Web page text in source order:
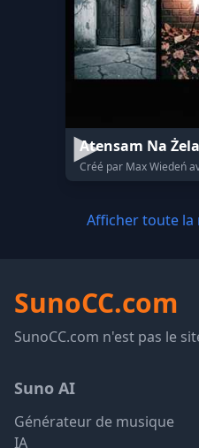
Atensam Na
Créé par Max Wiedeń
Afficher toute la
SunoCC.com
SunoCC.com n'est pas le
Suno AI
Générateur de musique
IA